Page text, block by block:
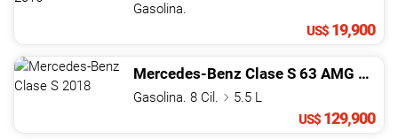
Gasolina.
US$ 19,900
Mercedes-Benz Clase S 63 AMG 2018
Gasolina. 8 Cil.
5.5 L
US$ 129,900